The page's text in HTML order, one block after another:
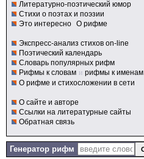
Литературно-поэтический юмор
Стихи о поэтах и поэзии
Это интересно О рифме
Экспресс-анализ стихов on-line
Поэтический календарь
Словарь популярных рифм
Рифмы к словам и рифмы к именам
О рифме и стихосложении в сети
О сайте и авторе
Ссылки на литературные сайты
Обратная связь
Генератор рифм